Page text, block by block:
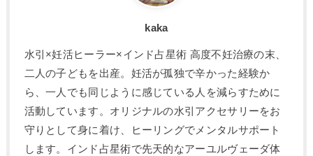
kaka
水引×妊活ヒーラー×インド占星術 高度不妊治療の末、
二人の子どもを出産。妊活が孤独で辛かった経験か
ら、一人でも同じように感じている人を減らすために
活動しています。オリジナルの水引アクセサリーをお
守りとして身に着け、ヒーリングでメンタルサポート
します。インド占星術で先天的なアーユルヴェーダ体